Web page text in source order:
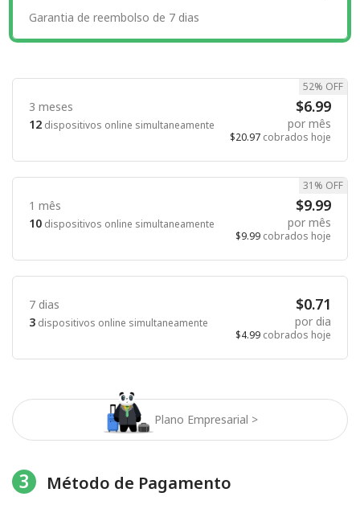
Plano Empresarial >
Garantia de reembolso de 7 dias
3 meses
12 dispositivos online simultaneamente
$6.99
por mês
$20.97 cobrados hoje
52% OFF
1 mês
10 dispositivos online simultaneamente
$9.99
por mês
$9.99 cobrados hoje
31% OFF
7 dias
3 dispositivos online simultaneamente
$0.71
por dia
$4.99 cobrados hoje
3 Método de Pagamento